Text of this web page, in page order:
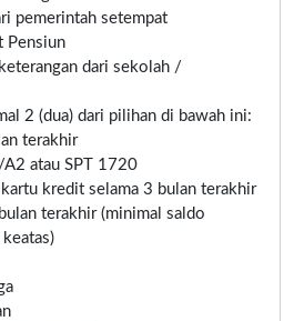
pemerintah setempat
Pensiun
dari sekolah /
2 (dua) dari pilihan di bawah ini:
terakhir
atau SPT 1720
kartu kredit selama 3 bulan terakhir
terakhir (minimal saldo